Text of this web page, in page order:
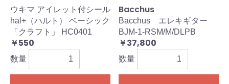
ウキマ アイレット付シール
hal+（ハルト） ベーシック
「クラフト」 HC0401
￥550
数量
Bacchus
Bacchus エレキギター
BJM-1-RSM/M/DLPB
￥37,800
数量